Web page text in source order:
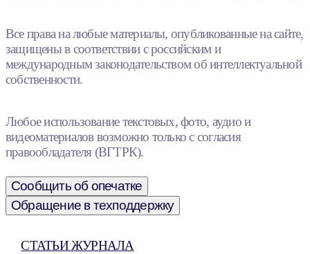
Все права на любые материалы, опубликованные на сайте,
защищены в соответствии с российским и
международным законодательством об интеллектуальной
собственности.
Любое использование текстовых, фото, аудио и
видеоматериалов возможно только с согласия
правообладателя (ВГТРК).
Сообщить об опечатке
Обращение в техподдержку
СТАТЬИ ЖУРНАЛА